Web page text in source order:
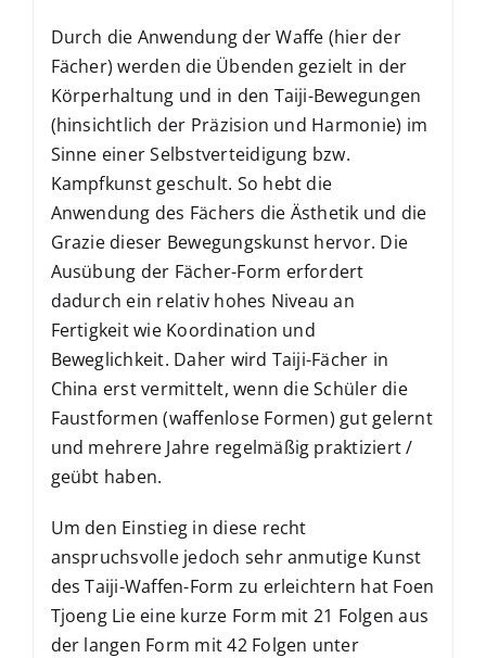
Durch die Anwendung der Waffe (hier der
Fächer) werden die Übenden gezielt in der
Körperhaltung und in den Taiji-Bewegungen
(hinsichtlich der Präzision und Harmonie) im
Sinne einer Selbstverteidigung bzw.
Kampfkunst geschult. So hebt die
Anwendung des Fächers die Ästhetik und die
Grazie dieser Bewegungskunst hervor. Die
Ausübung der Fächer-Form erfordert
dadurch ein relativ hohes Niveau an
Fertigkeit wie Koordination und
Beweglichkeit. Daher wird Taiji-Fächer in
China erst vermittelt, wenn die Schüler die
Faustformen (waffenlose Formen) gut gelernt
und mehrere Jahre regelmäßig praktiziert /
geübt haben.
Um den Einstieg in diese recht
anspruchsvolle jedoch sehr anmutige Kunst
des Taiji-Waffen-Form zu erleichtern hat Foen
Tjoeng Lie eine kurze Form mit 21 Folgen aus
der langen Form mit 42 Folgen unter